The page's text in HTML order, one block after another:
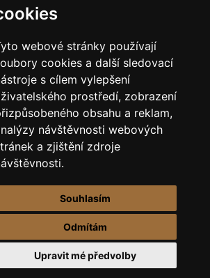
webové stránky používají
cookies a další sledovací
s cílem vylepšení
prostředí, zobrazení
obsahu a reklam,
návštěvnosti webových
a zjištění zdroje
Souhlasím
Odmítám
Upravit mé předvolby
Rondel
916 320
souborů cookie.